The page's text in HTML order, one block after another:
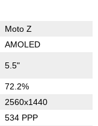
Moto Z
AMOLED
5.5"
72.2%
2560x1440
534 PPP